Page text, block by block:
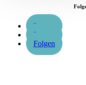
Folgen
Folgen
Folgen